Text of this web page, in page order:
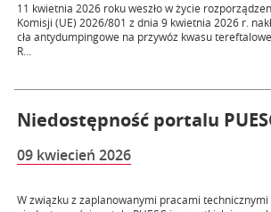
11 kwietnia 2026 roku weszło w życie
Komisji (UE) 2026/801 z dnia 9 kwietnia 2026 r.
cła antydumpingowe na przywóz kwasu
R...
Niedostępność portalu
09 kwiecień 2026
W związku z zaplanowanymi pracami